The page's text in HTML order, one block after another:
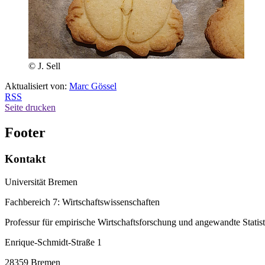
© J. Sell
Aktualisiert von: Marc Gössel
RSS
Seite drucken
Footer
Kontakt
Universität Bremen
Fachbereich 7: Wirtschaftswissenschaften
Professur für empirische Wirtschaftsforschung und angewandte
Enrique-Schmidt-Straße 1
28359 Bremen